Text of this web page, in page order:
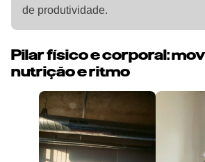
de produtividade.
Pilar físico e corporal:
nutrição e ritmo